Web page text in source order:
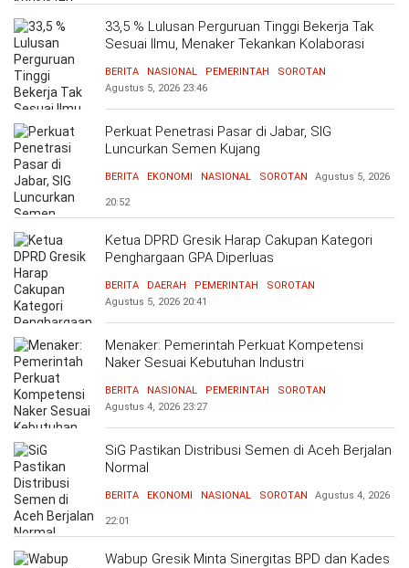
33,5 % Lulusan Perguruan Tinggi Bekerja Tak
Sesuai Ilmu, Menaker Tekankan Kolaborasi
BERITA NASIONAL PEMERINTAH
SOROTAN
Agustus 5, 2026 23:46
Perkuat Penetrasi Pasar di Jabar, SIG
Luncurkan Semen Kujang
BERITA EKONOMI NASIONAL SOROTAN Agustus 5, 2026
20:52
Ketua DPRD Gresik Harap Cakupan Kategori
Penghargaan GPA Diperluas
BERITA DAERAH PEMERINTAH
SOROTAN
Agustus 5, 2026 20:41
Menaker: Pemerintah Perkuat Kompetensi
Naker Sesuai Kebutuhan Industri
BERITA NASIONAL PEMERINTAH
SOROTAN
Agustus 4, 2026 23:27
SiG Pastikan Distribusi Semen di Aceh Berjalan
Normal
BERITA EKONOMI NASIONAL SOROTAN Agustus 4, 2026
22:01
Wabup Gresik Minta Sinergitas BPD dan Kades